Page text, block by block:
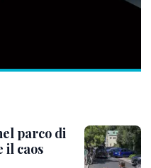
parco di
il caos